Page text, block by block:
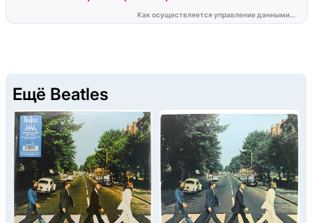
Ещё Beatles